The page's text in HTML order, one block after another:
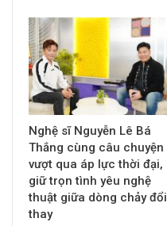
Nghệ sĩ Nguyễn Lê Bá
Thắng cùng câu chuyện
vượt qua áp lực thời đại,
giữ trọn tình yêu nghệ
thuật giữa dòng chảy đổi
thay